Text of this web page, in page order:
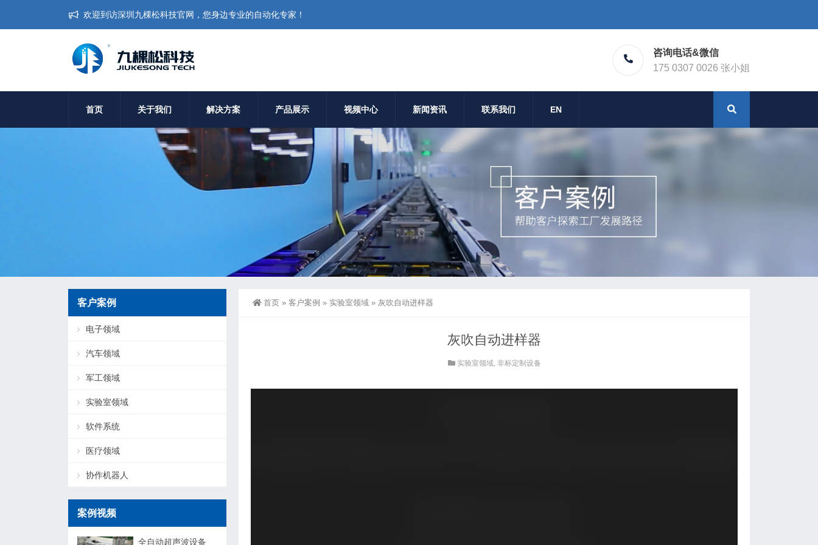
欢迎到访深圳九棵松科技官网，您身边专业的自动化专家！
咨询电话&微信
175 0307 0026 张小姐
首页 关于我们 解决方案 产品展示 视频中心 新闻资讯 联系我们 EN
首页 » 客户案例 » 实验室领域 » 灰吹自动进样器
灰吹自动进样器
实验室领域, 非标定制设备
客户案例
电子领域
汽车领域
军工领域
实验室领域
软件系统
医疗领域
协作机器人
案例视频
全自动超声波设备